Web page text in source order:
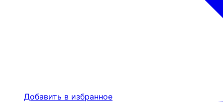
Добавить в избранное